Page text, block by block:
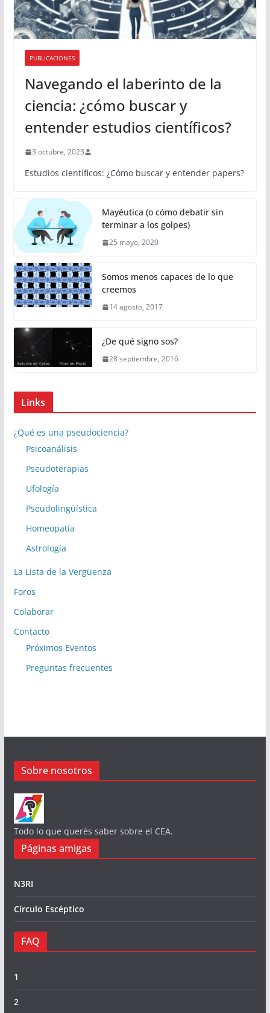
PUBLICACIONES
Navegando el laberinto de la
ciencia: ¿cómo buscar y
entender estudios científicos?
3 octubre, 2023
Estudios científicos: ¿Cómo buscar y entender papers?
Mayéutica (o cómo debatir sin
terminar a los golpes)
25 mayo, 2020
Somos menos capaces de lo que
creemos
14 agosto, 2017
¿De qué signo sos?
28 septiembre, 2016
Links
¿Qué es una pseudociencia?
Psicoanálisis
Pseudoterapias
Ufología
Pseudolingüística
Homeopatía
Astrología
La Lista de la Vergüenza
Foros
Colaborar
Contacto
Próximos Eventos
Preguntas frecuentes
Sobre nosotros
Todo lo que querés saber sobre el CEA.
Páginas amigas
N3RI
Círculo Escéptico
FAQ
1
2